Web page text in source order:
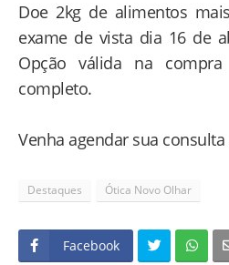
Doe 2kg de alimentos
exame de vista dia 16 de
Opção válida na
completo.
Venha agendar sua consulta
Destaques Ótica Novo Olhar
Facebook